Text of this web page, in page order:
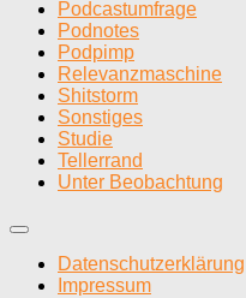
Podcastumfrage
Podnotes
Podpimp
Relevanzmaschine
Shitstorm
Sonstiges
Studie
Tellerrand
Unter Beobachtung
Datenschutzerklärung
Impressum